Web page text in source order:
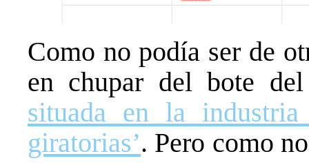
Como no podía ser de
en chupar del bote
situada en la
giratorias’. Pero como